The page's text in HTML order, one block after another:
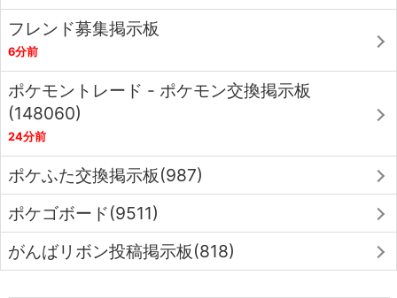
フレンド募集掲示板
6分前
ポケモントレード - ポケモン交換掲示板
(148060)
24分前
ポケふた交換掲示板(987)
ポケゴボード(9511)
がんばリボン投稿掲示板(818)